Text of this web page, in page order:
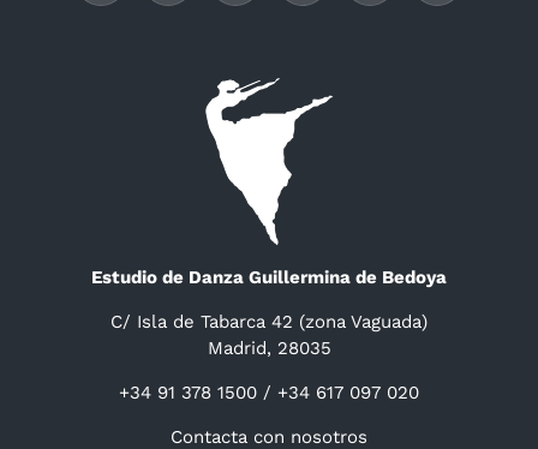
Estudio de Danza Guillermina de Bedoya
C/ Isla de Tabarca 42 (zona Vaguada)
Madrid, 28035
+34 91 378 1500 / +34 617 097 020
Contacta con nosotros